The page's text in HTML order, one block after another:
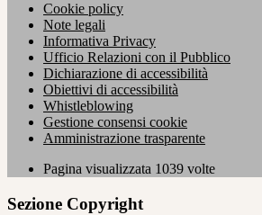
Cookie policy
Note legali
Informativa Privacy
Ufficio Relazioni con il Pubblico
Dichiarazione di accessibilità
Obiettivi di accessibilità
Whistleblowing
Gestione consensi cookie
Amministrazione trasparente
Pagina visualizzata 1039 volte
Sezione Copyright